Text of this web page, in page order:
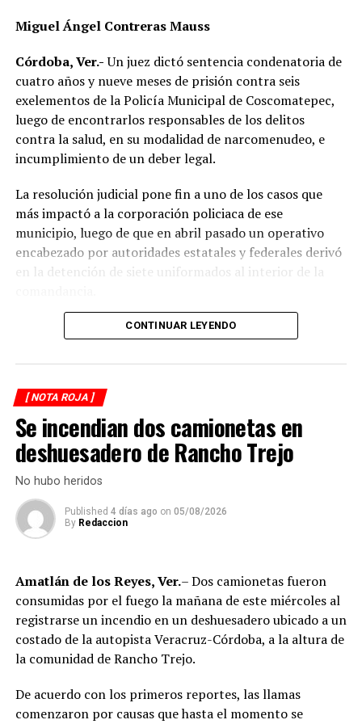
conocimiento del accidente, realizar el peritaje
correspondiente y deslindar responsabilidades.
Las autoridades no descartaron que las condiciones del
clima hayan influido en el percance, ya que durante la
tarde se registraron lluvias que dejaron el pavimento
mojado y con menor adherencia.
parte de las investigaciones para determinar la
mecánica del accidente y establecer si existió
responsabilidad por parte de alguno de los conductores.
Las autoridades exhortaron a los automovilistas y
límites de velocidad y aumentar la distancia de
seguridad entre vehículos, especialmente durante la
La circulación en la zona se vio afectada por algunos
minutos mientras se realizaban las labores de auxilio y el
levantamiento de indicios por parte de las autoridades.
Posteriormente, el tránsito fue restablecido de manera
normal.
Miguel Ángel Contreras Mauss
Córdoba, Ver.-Un juez dictó sentencia condenatoria de
cuatro años y nueve meses de prisión contra seis
exelementos de la Policía Municipal de Coscomatepec,
luego de encontrarlos responsables de los delitos
contra la salud, en su modalidad de narcomenudeo, e
incumplimiento de un deber legal.
La resolución judicial pone fin a uno de los casos que
más impactó a la corporación policiaca de ese
municipio, luego de que en abril pasado un operativo
encabezado por autoridades estatales y federales derivó
en la detención de siete uniformados al interior de la
La intervención se realizó el 10 de abril mediante un
elementos de la Secretaría de Marina (Semar) y de la
Secretaría de Seguridad Pública (SSP), quienes
ejecutaron una revisión en las instalaciones de la
corporación municipal.
Durante la inspección, los efectivos localizaron diversas
dosis de droga presuntamente destinadas al
narcomenudeo, por lo que los policías fueron
asegurados y puestos a disposición de la Fiscalía
Regional para el inicio de las investigaciones
Tras varios meses de proceso penal, el juez consideró
acreditada la responsabilidad de Anselmo “N”, Jesús “N”,
Diego “N”, Lauro Arturo “N”, Dana Natalia “N” y
Bonifacio “N”, imponiéndoles una pena de cuatro años y
nueve meses de prisión.
Los ahora sentenciados formaban parte de la Policía
CONTINUAR LEYENDO
[ NOTA ROJA ]
Se incendian dos camionetas en
deshuesadero de Rancho Trejo
No hubo heridos
Published 4 días ago on 05/08/2026
By Redaccion
Amatlán de los Reyes, Ver.– Dos camionetas fueron
consumidas por el fuego la mañana de este miércoles al
registrarse un incendio en un deshuesadero ubicado a un
costado de la autopista Veracruz-Córdoba, a la altura de
la comunidad de Rancho Trejo.
De acuerdo con los primeros reportes, las llamas
comenzaron por causas que hasta el momento se